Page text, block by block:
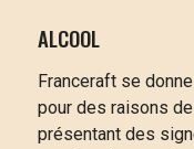
ALCOOL
Franceraft se
pour des raisons
présentant des